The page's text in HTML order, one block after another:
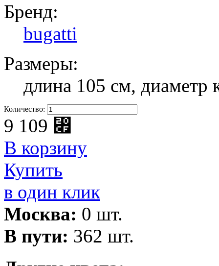
Бренд:
bugatti
Размеры:
длина 105 см, диаметр
Количество:
9 109 ⃏
В корзину
Купить
в один клик
Москва: 0 шт.
В пути: 362 шт.